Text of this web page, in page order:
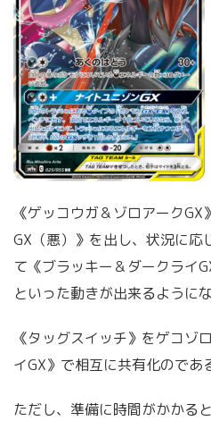
《ゲッコウガ＆ゾロアーク
GX（悪）》を出し、状況に応
て《ブラッキー＆ダークライ
といった動きが出来るようにな
《タッグスイッチ》をゲコゾ
イGX》で相互に共有化のであ
ただし、準備に時間がかかる